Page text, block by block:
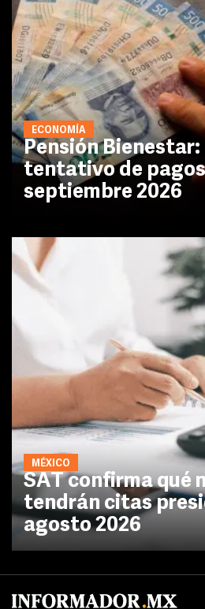
ECONOMÍA
Pensión
tentativo de
septiembre 2026
MÉXICO
SAT confirma qué
tendrán citas
agosto 2026